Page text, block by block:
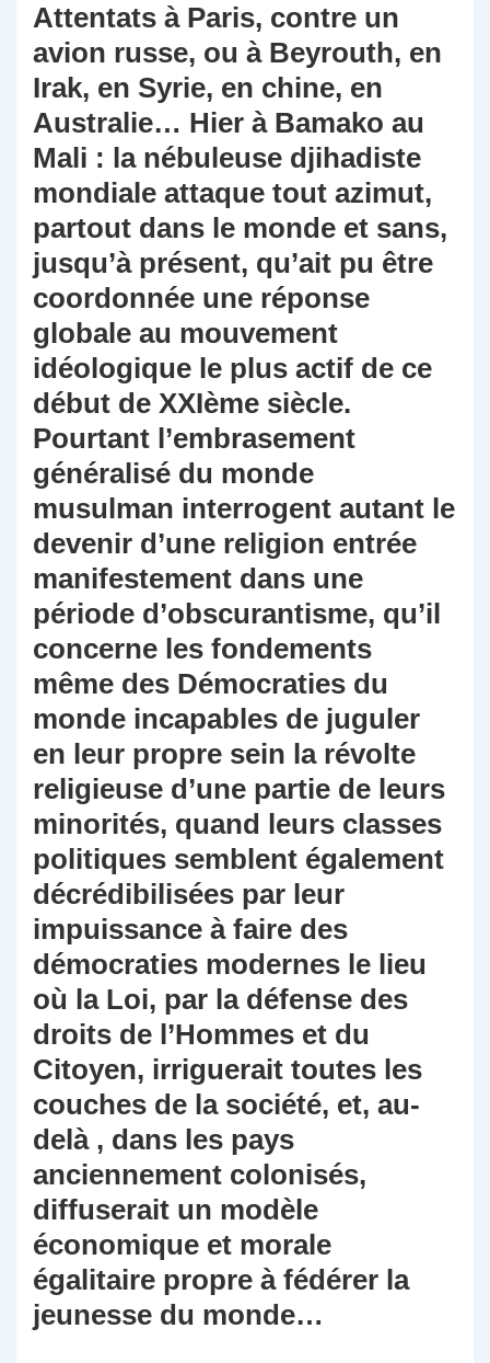
Attentats à Paris, contre un
avion russe, ou à Beyrouth, en
Irak, en Syrie, en chine, en
Australie… Hier à Bamako au
Mali : la nébuleuse djihadiste
mondiale attaque tout azimut,
partout dans le monde et sans,
jusqu’à présent, qu’ait pu être
coordonnée une réponse
globale au mouvement
idéologique le plus actif de ce
début de XXIème siècle.
Pourtant l’embrasement
généralisé du monde
musulman interrogent autant le
devenir d’une religion entrée
manifestement dans une
période d’obscurantisme, qu’il
concerne les fondements
même des Démocraties du
monde incapables de juguler
en leur propre sein la révolte
religieuse d’une partie de leurs
minorités, quand leurs classes
politiques semblent également
décrédibilisées par leur
impuissance à faire des
démocraties modernes le lieu
où la Loi, par la défense des
droits de l’Hommes et du
Citoyen, irriguerait toutes les
couches de la société, et, au-
delà , dans les pays
anciennement colonisés,
diffuserait un modèle
économique et morale
égalitaire propre à fédérer la
jeunesse du monde…